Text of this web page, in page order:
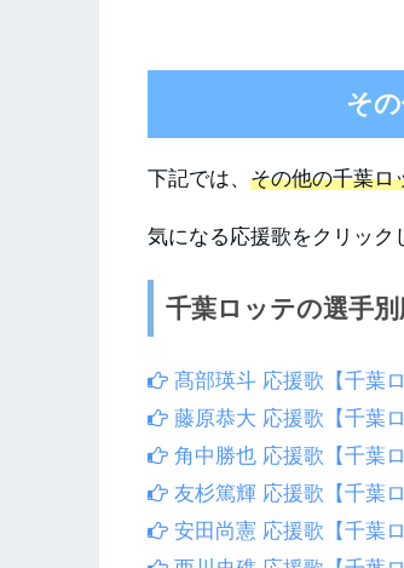
そ
下記では、 その他の千葉ロ
気になる応援歌をクリック
千葉ロッテの選手別
髙部瑛斗 応援歌【千葉
藤原恭大 応援歌【千葉
角中勝也 応援歌【千葉
友杉篤輝 応援歌【千葉
安田尚憲 応援歌【千葉